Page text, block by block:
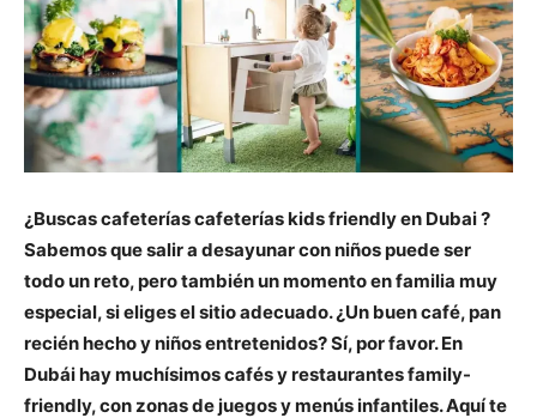
¿Buscas cafeterías cafeterías kids friendly en Dubai ?
Sabemos que salir a desayunar con niños puede ser
todo un reto, pero también un momento en familia muy
especial, si eliges el sitio adecuado. ¿Un buen café, pan
recién hecho y niños entretenidos? Sí, por favor. En
Dubái hay muchísimos cafés y restaurantes family-
friendly, con zonas de juegos y menús infantiles. Aquí te